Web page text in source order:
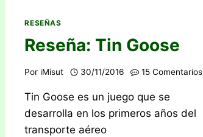
RESEÑAS
Reseña: Tin Goose
Por iMisut 30/11/2016 15 Comentarios
Tin Goose es un juego que se
desarrolla en los primeros años del
transporte aéreo